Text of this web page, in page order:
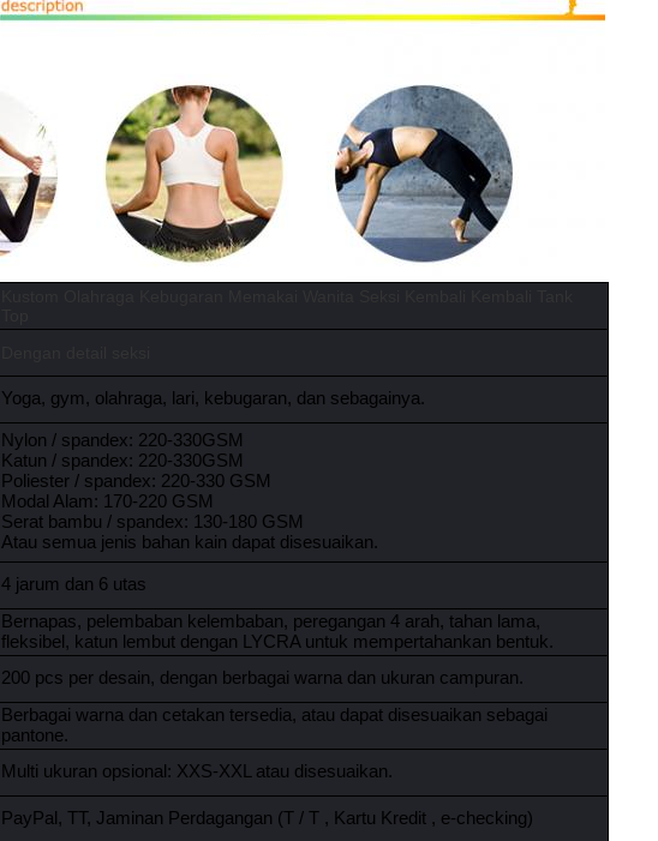
Yoga, gym, olahraga, lari, kebugaran, dan sebagainya.
Nylon / spandex: 220-330GSM
Katun / spandex: 220-330GSM
Poliester / spandex: 220-330 GSM
Modal Alam: 170-220 GSM
Serat bambu / spandex: 130-180 GSM
Atau semua jenis bahan kain dapat disesuaikan.
4 jarum dan 6 utas
Bernapas, pelembaban kelembaban, peregangan 4 arah, tahan lama,
fleksibel, katun lembut dengan LYCRA untuk mempertahankan bentuk.
200 pcs per desain, dengan berbagai warna dan ukuran campuran.
Berbagai warna dan cetakan tersedia, atau dapat disesuaikan sebagai
pantone.
Multi ukuran opsional: XXS-XXL atau disesuaikan.
PayPal, TT, Jaminan Perdagangan (T / T , Kartu Kredit , e-checking)